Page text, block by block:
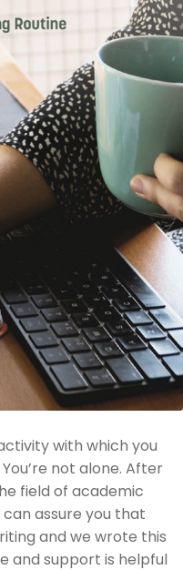
with which you
not alone. After
field of academic
assure you that
and we wrote this
and support is helpful